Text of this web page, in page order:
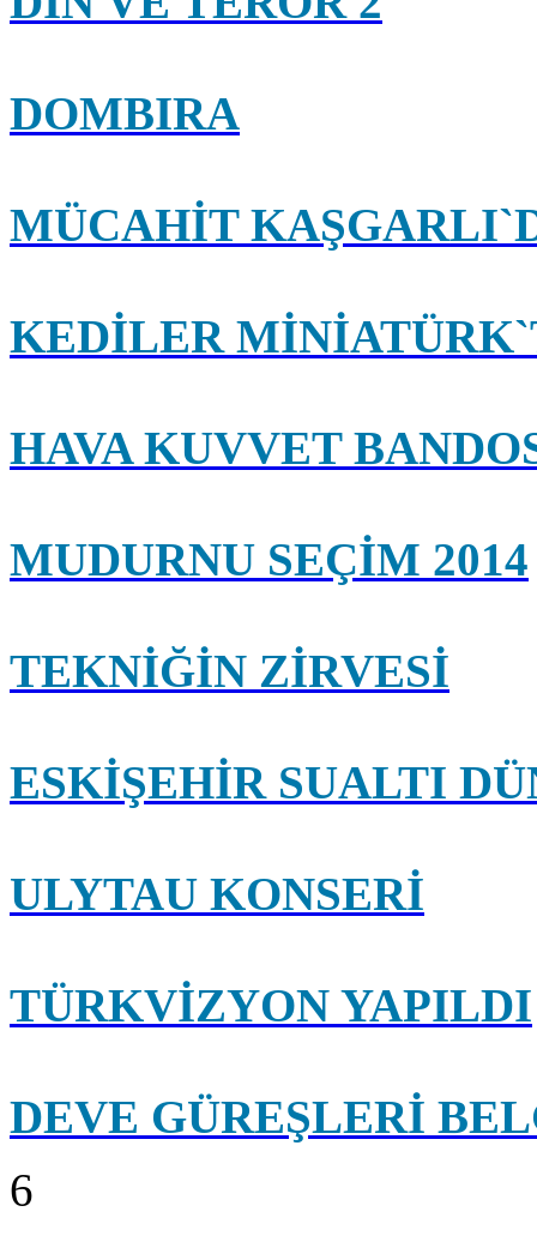
DOMBIRA
MÜCAHİT
KEDİLER
HAVA KUVVET
MUDURNU SEÇİM 2014
TEKNİĞİN ZİRVESİ
ESKİŞEHİR SUALTI
ULYTAU KONSERİ
TÜRKVİZYON YAPILDI
DEVE GÜREŞLERİ
6